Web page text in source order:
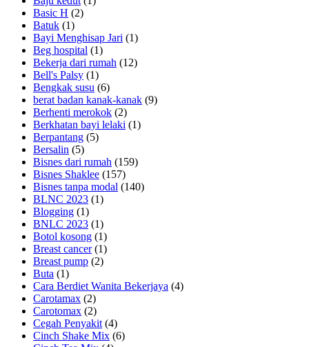
Basic H (2)
Batuk (1)
Bayi Menghisap Jari (1)
Beg hospital (1)
Bekerja dari rumah (12)
Bell's Palsy (1)
Bengkak susu (6)
berat badan kanak-kanak (9)
Berhenti merokok (2)
Berkhatan bayi lelaki (1)
Berpantang (5)
Bersalin (5)
Bisnes dari rumah (159)
Bisnes Shaklee (157)
Bisnes tanpa modal (140)
BLNC 2023 (1)
Blogging (1)
BNLC 2023 (1)
Botol kosong (1)
Breast cancer(1)
Breast pump (2)
Buta (1)
Cara Berdiet Wanita Bekerjaya (4)
Carotamax (2)
Carotomax (2)
Cegah Penyakit (4)
Cinch Shake Mix (6)